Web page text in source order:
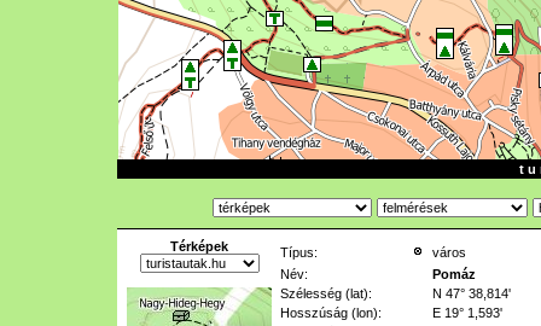
t u
Térképek Típus:
város
Név:
Pomáz
Szélesség (lat):
N 47° 38,814'
Hosszúság (lon):
E 19° 1,593'